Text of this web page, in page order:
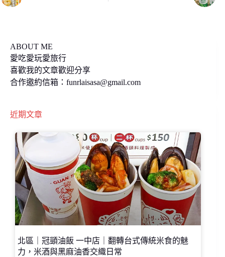
ABOUT ME
愛吃愛玩愛旅行
喜歡我的文章歡迎分享
合作邀約信箱： funrlaisasa@gmail.com
近期文章
北區｜冠顗油飯 一中店｜翻轉台式傳統米食的魅
力，米酒與黑麻油香交織日常